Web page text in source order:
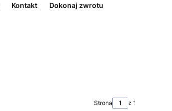
Kontakt Dokonaj zwrotu
Strona z 1